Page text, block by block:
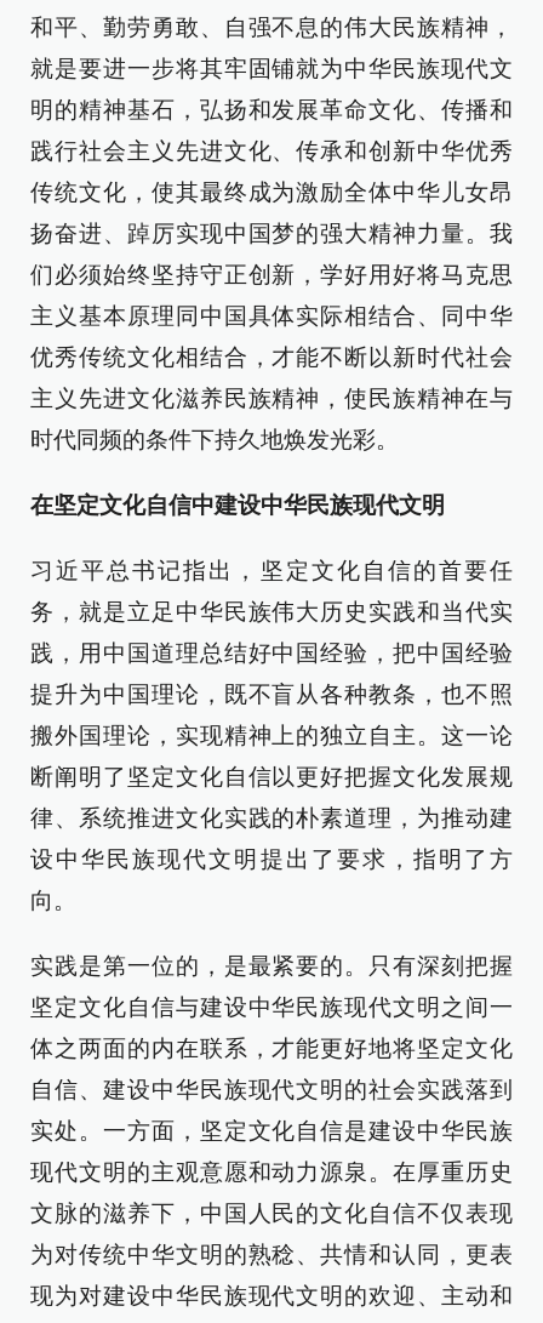
和平、勤劳勇敢、自强不息的伟大民族精神，
就是要进一步将其牢固铺就为中华民族现代文
明的精神基石，弘扬和发展革命文化、传播和
践行社会主义先进文化、传承和创新中华优秀
传统文化，使其最终成为激励全体中华儿女昂
扬奋进、踔厉实现中国梦的强大精神力量。我
们必须始终坚持守正创新，学好用好将马克思
主义基本原理同中国具体实际相结合、同中华
优秀传统文化相结合，才能不断以新时代社会
主义先进文化滋养民族精神，使民族精神在与
时代同频的条件下持久地焕发光彩。
在坚定文化自信中建设中华民族现代文明
习近平总书记指出，坚定文化自信的首要任
务，就是立足中华民族伟大历史实践和当代实
践，用中国道理总结好中国经验，把中国经验
提升为中国理论，既不盲从各种教条，也不照
搬外国理论，实现精神上的独立自主。这一论
断阐明了坚定文化自信以更好把握文化发展规
律、系统推进文化实践的朴素道理，为推动建
设中华民族现代文明提出了要求，指明了方
向。
实践是第一位的，是最紧要的。只有深刻把握
坚定文化自信与建设中华民族现代文明之间一
体之两面的内在联系，才能更好地将坚定文化
自信、建设中华民族现代文明的社会实践落到
实处。一方面，坚定文化自信是建设中华民族
现代文明的主观意愿和动力源泉。在厚重历史
文脉的滋养下，中国人民的文化自信不仅表现
为对传统中华文明的熟稔、共情和认同，更表
现为对建设中华民族现代文明的欢迎、主动和